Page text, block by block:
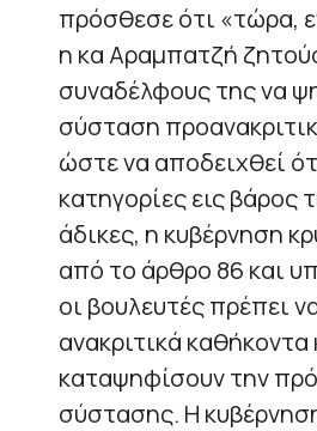
πρόσθεσε ότι «τώρα,
η κα Αραμπατζή
συναδέλφους της να
σύσταση
ώστε να αποδειχθεί
κατηγορίες εις βάρος
άδικες, η κυβέρνηση
από το άρθρο 86 και
οι βουλευτές πρέπει
ανακριτικά καθήκοντα
καταψηφίσουν την
σύστασης. Η